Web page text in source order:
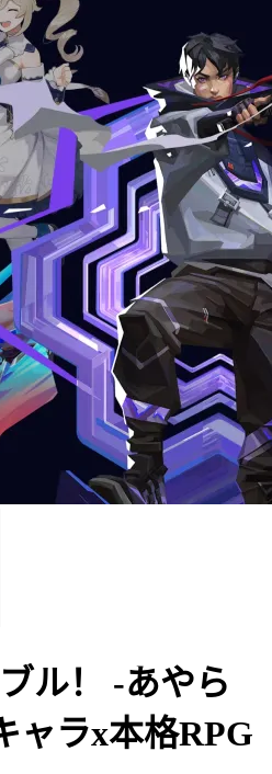
ル！ -あやら
ャラx本格RPG